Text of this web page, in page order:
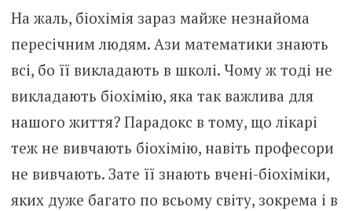
На жаль, біохімія зараз майже незнайома
пересічним людям. Ази математики знають
всі, бо її викладають в школі. Чому ж тоді не
викладають біохімію, яка так важлива для
нашого життя? Парадокс в тому, що лікарі
теж не вивчають біохімію, навіть професори
не вивчають. Зате її знають вчені-біохіміки,
яких дуже багато по всьому світу, зокрема і в